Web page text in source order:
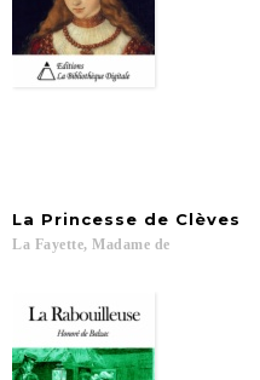
La Princesse de Clèves
La Fayette, Madame de